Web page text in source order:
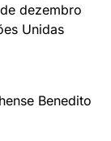
dezembro
Unidas
Benedito